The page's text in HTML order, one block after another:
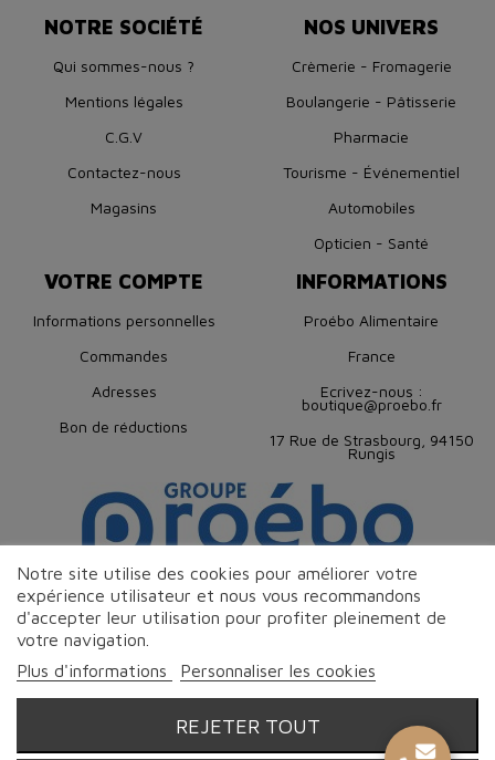
NOTRE SOCIÉTÉ
Qui sommes-nous ?
Mentions légales
C.G.V
Contactez-nous
Magasins
NOS UNIVERS
Crèmerie - Fromagerie
Boulangerie - Pâtisserie
Pharmacie
Tourisme - Événementiel
Automobiles
Opticien - Santé
VOTRE COMPTE
Informations personnelles
Commandes
Adresses
Bon de réductions
INFORMATIONS
Proébo Alimentaire
France
Ecrivez-nous :
boutique@proebo.fr
17 Rue de Strasbourg, 94150
Rungis
Notre site utilise des cookies pour améliorer votre
expérience utilisateur et nous vous recommandons
d'accepter leur utilisation pour profiter pleinement de
votre navigation.
Plus d'informations
Personnaliser les cookies
REJETER TOUT